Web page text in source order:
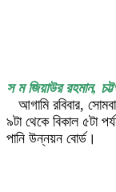
স ম জিয়াউর রহমান,
আগামি রবিবার,
৯টা থেকে বিকাল ৫টা
পানি উন্নয়ন বোর্ড।